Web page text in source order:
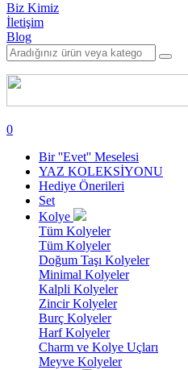
Biz Kimiz
İletişim
Blog
0
Bir ''Evet'' Meselesi
YAZ KOLEKSİYONU
Hediye Önerileri
Set
Kolye
Tüm Kolyeler
Tüm Kolyeler
Doğum Taşı Kolyeler
Minimal Kolyeler
Kalpli Kolyeler
Zincir Kolyeler
Burç Kolyeler
Harf Kolyeler
Charm ve Kolye Uçları
Meyve Kolyeler